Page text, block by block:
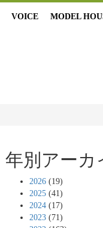
VOICE MODEL
年別アーカ
2026 (19)
2025 (41)
2024 (17)
2023 (71)